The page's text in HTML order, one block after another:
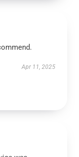
Apr 11, 2025